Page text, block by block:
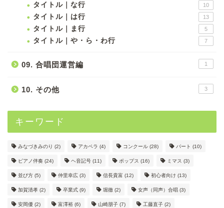
タイトル｜な行 10
タイトル｜は行 13
タイトル｜ま行 5
タイトル｜や・ら・わ行 7
09. 合唱団運営編 1
10. その他 3
キーワード
みなづきみのり (2) アカペラ (4) コンクール (28) パート (10)
ピアノ伴奏 (24) ヘ音記号 (11) ポップス (16) ミマス (3)
並び方 (5) 仲里幸広 (3) 信長貴富 (12) 初心者向け (13)
加賀清孝 (2) 卒業式 (9) 堀徹 (2) 女声（同声）合唱 (3)
安岡優 (2) 富澤裕 (6) 山崎朋子 (7) 工藤直子 (2)